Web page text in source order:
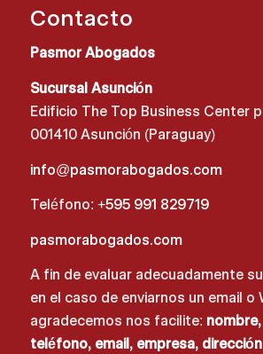
Contacto
Pasmor Abogados
Sucursal Asunción
Edificio The Top Business Center
001410 Asunción (Paraguay)
info@pasmorabogados.com
Teléfono: +595 991 829719
pasmorabogados.com
A fin de evaluar adecuadamente
en el caso de enviarnos un email o
agradecemos nos facilite:
teléfono, email, empresa,